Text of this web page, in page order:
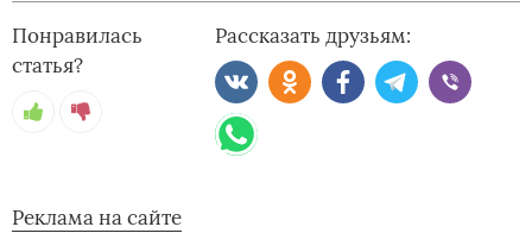
Понравилась
статья?
Рассказать друзьям:
Реклама на сайте